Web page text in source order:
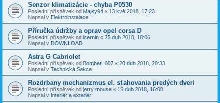
Senzor klimatizácie - chyba P0530
Poslední příspěvek od Majky94 « 13 kvě 2018, 17:23
Napsal v Elektroinstalace
Příručka údržby a oprav opel corsa D
Poslední příspěvek od lcernin « 25 dub 2018, 18:06
Napsal v DOWNLOAD
Astra G Cabriolet
Poslední příspěvek od Bomber_007 « 20 dub 2018, 20:33
Napsal v Technická Sekce
Rozdrbany mechanizmus el. sťahovania predých dveri
Poslední příspěvek od jerry mouse « 15 dub 2018, 16:08
Napsal v Interiér a exteriér